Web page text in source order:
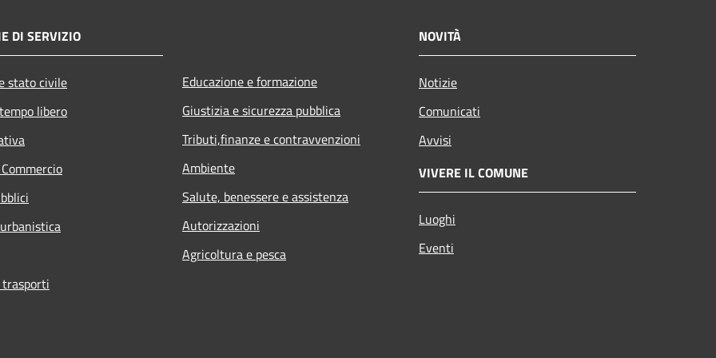
DI SERVIZIO
stato civile
libero
Educazione e formazione
Giustizia e sicurezza pubblica
Tributi,finanze e contravvenzioni
Ambiente
Salute, benessere e assistenza
Autorizzazioni
Agricoltura e pesca
NOVITÀ
Notizie
Comunicati
Avvisi
VIVERE IL COMUNE
Luoghi
Eventi